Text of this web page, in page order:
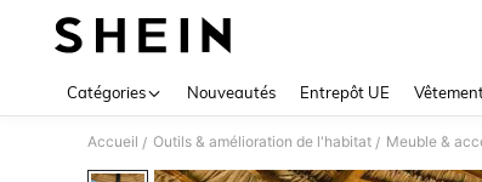
Catégories Nouveautés Entrepôt UE
Accueil / Outils & amélioration de l'habitat / Meuble &